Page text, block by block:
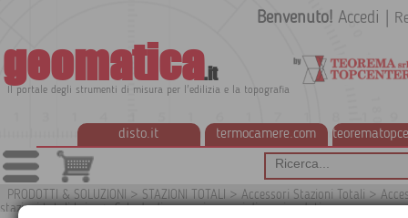
geomatica.it
Il portale degli strumenti di misura per l'edilizia e la topografia
disto.it termocamere.com
Benvenuto! Accedi
PRODOTTI & SOLUZIONI > STAZIONI TOTALI > Accessori Stazioni Totali >
stazioni totali Leica>Schede di memoria e cavi di scarico dati